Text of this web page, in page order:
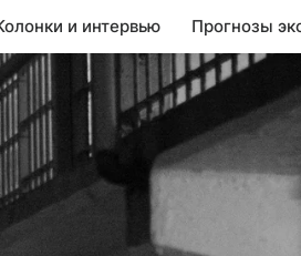
и интервью Прогнозы